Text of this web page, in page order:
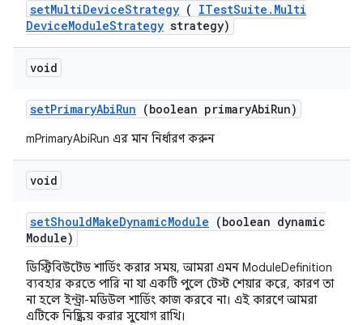
setMultiDeviceStrategy ( ITestSuite . Multi
DeviceModuleStrategy strategy)
void
setPrimaryAbiRun (boolean primaryAbiRun)
mPrimaryAbiRun এর মান নির্ধারণ করুন
void
setShouldMakeDynamicModule (boolean dynamic
Module)
ডিস্ট্রিবিউটেড শার্ডিং করার সময়, আমরা এমন ModuleDefinition
ব্যবহার করতে পারি না যা একটি পুলে টেস্ট শেয়ার করে, কারণ তা
না হলে ইন্ট্রা-মডিউল শার্ডিং কাজ করবে না। এই কারণে আমরা
এটিকে নিষ্ক্রিয় করার সুযোগ রাখি।